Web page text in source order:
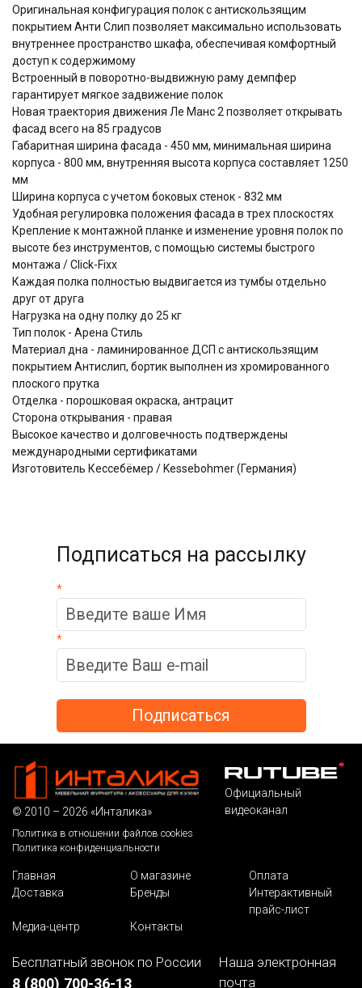
Оригинальная конфигурация полок с антискользящим
покрытием Анти Слип позволяет максимально использовать
внутреннее пространство шкафа, обеспечивая комфортный
доступ к содержимому
Встроенный в поворотно-выдвижную раму демпфер
гарантирует мягкое задвижение полок
Новая траектория движения Ле Манс 2 позволяет открывать
фасад всего на 85 градусов
Габаритная ширина фасада - 450 мм, минимальная ширина
корпуса - 800 мм, внутренняя высота корпуса составляет 1250
мм
Ширина корпуса с учетом боковых стенок - 832 мм
Удобная регулировка положения фасада в трех плоскостях
Крепление к монтажной планке и изменение уровня полок по
высоте без инструментов, с помощью системы быстрого
монтажа / Click-Fixx
Каждая полка полностью выдвигается из тумбы отдельно
друг от друга
Нагрузка на одну полку до 25 кг
Тип полок - Арена Стиль
Материал дна - ламинированное ДСП с антискользящим
покрытием Антислип, бортик выполнен из хромированного
плоского прутка
Отделка - порошковая окраска, антрацит
Сторона открывания - правая
Высокое качество и долговечность подтверждены
международными сертификатами
Изготовитель Кессебёмер / Kessebohmer (Германия)
Подписаться на рассылку
*
*
© 2010 – 2026 «Инталика»
Политика в отношении файлов cookies
Политика конфиденциальности
Официальный
видеоканал
Главная О магазине
Оплата
Доставка
Бренды
Интерактивный
прайс-лист
Медиа-центр
Контакты
Бесплатный звонок по России
8 (800) 700-36-13
Наша электронная
почта